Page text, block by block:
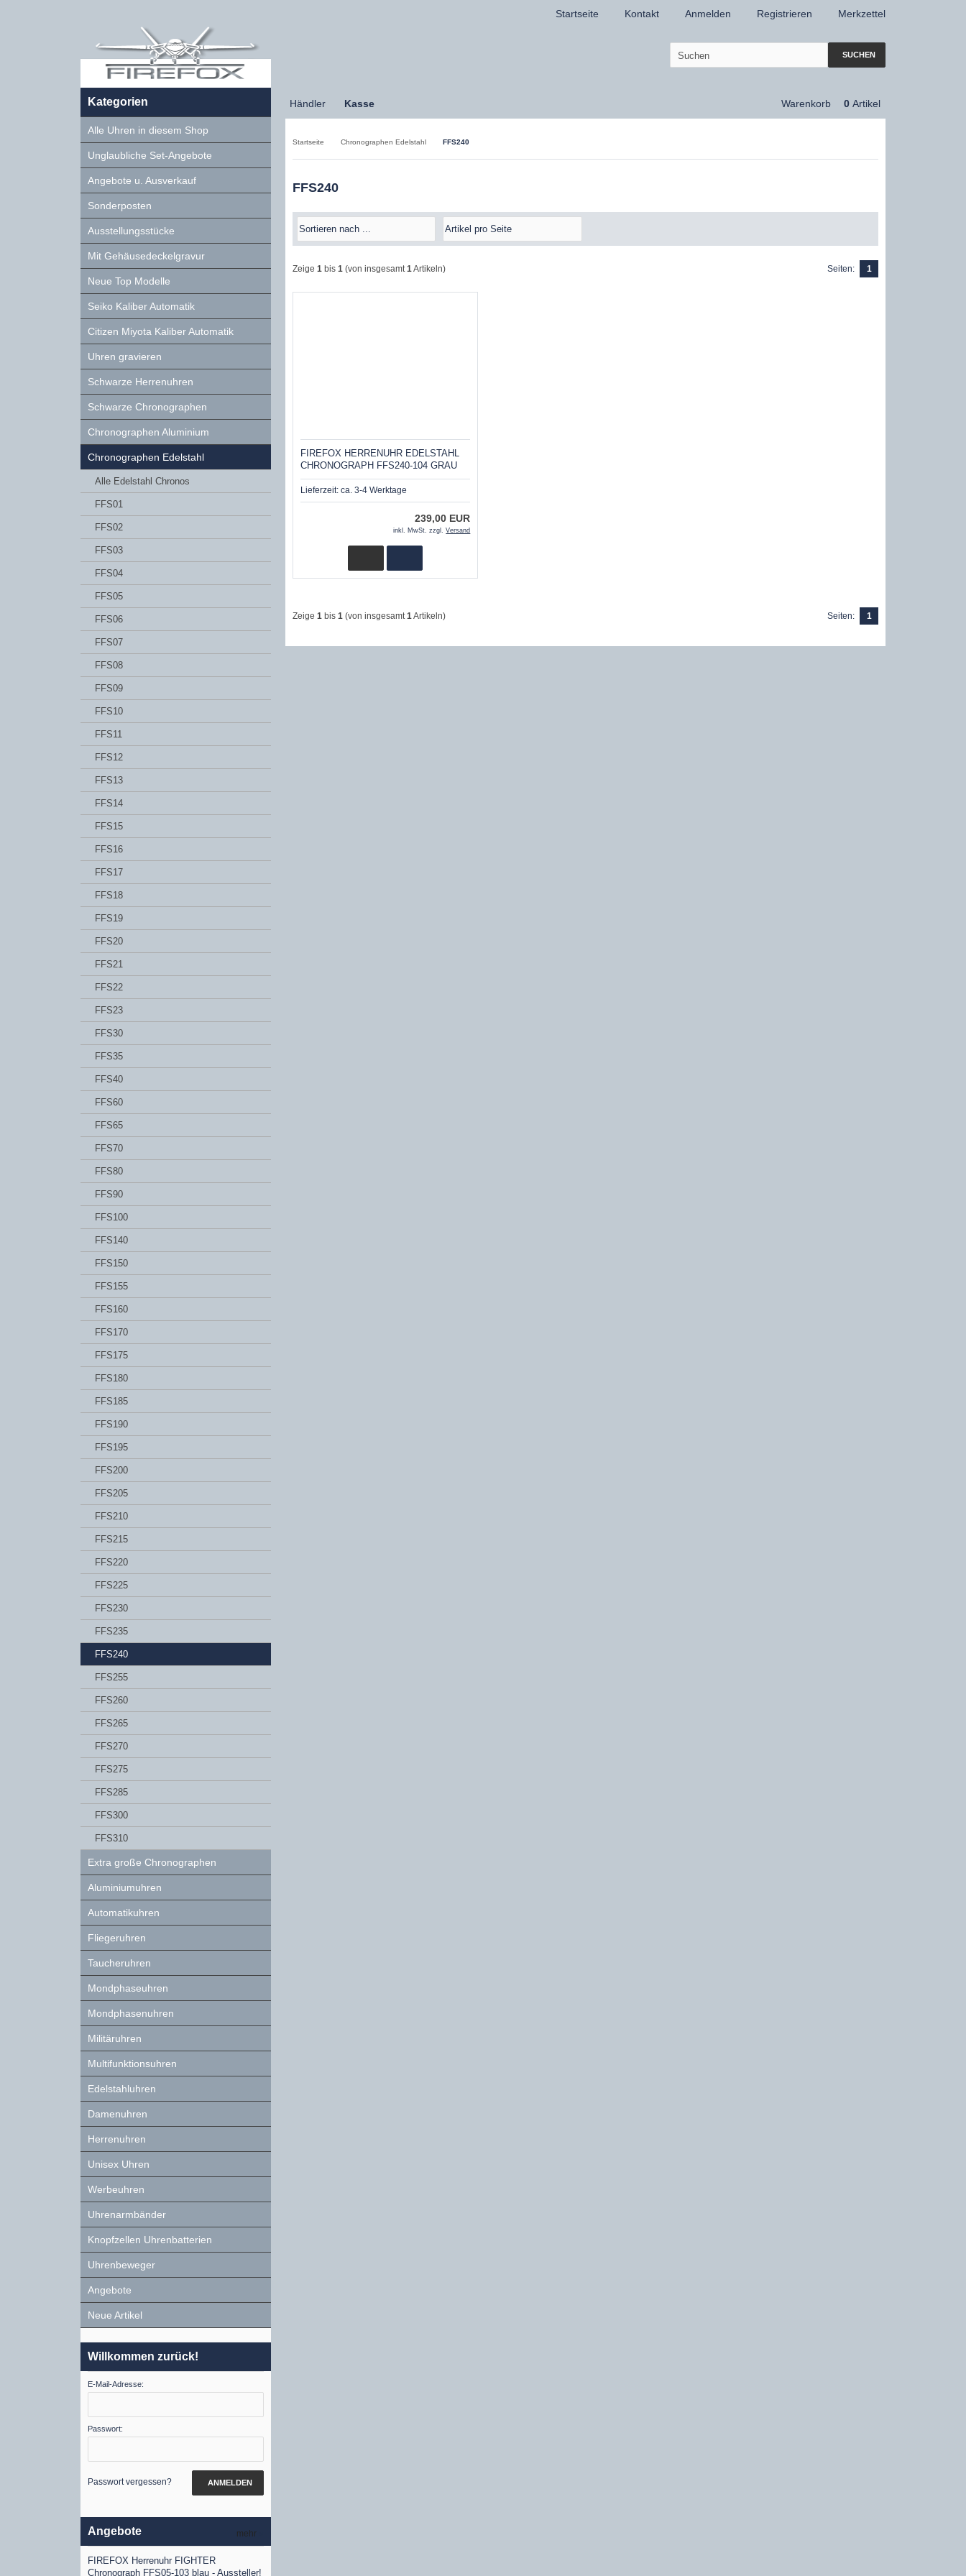
Merkzettel
Registrieren
Anmelden
Kontakt
Startseite
SUCHEN
Händler Kasse Warenkorb 0 Artikel
Startseite Chronographen Edelstahl FFS240
FFS240
Zeige 1 bis 1 (von insgesamt1Artikeln) Seiten: 1
FIREFOX HERRENUHR EDELSTAHL
CHRONOGRAPH FFS240-104 GRAU
Lieferzeit: ca. 3-4 Werktage
239,00 EUR
inkl. MwSt. zzgl.Versand
Zeige 1 bis 1 (von insgesamt1Artikeln) Seiten: 1
Kategorien
Alle Uhren in diesem Shop
Unglaubliche Set-Angebote
Angebote u. Ausverkauf
Sonderposten
Ausstellungsstücke
Mit Gehäusedeckelgravur
Neue Top Modelle
Seiko Kaliber Automatik
Citizen Miyota Kaliber Automatik
Uhren gravieren
Schwarze Herrenuhren
Schwarze Chronographen
Chronographen Aluminium
Chronographen Edelstahl
Alle Edelstahl Chronos
FFS01
FFS02
FFS03
FFS04
FFS05
FFS06
FFS07
FFS08
FFS09
FFS10
FFS11
FFS12
FFS13
FFS14
FFS15
FFS16
FFS17
FFS18
FFS19
FFS20
FFS21
FFS22
FFS23
FFS30
FFS35
FFS40
FFS60
FFS65
FFS70
FFS80
FFS90
FFS100
FFS140
FFS150
FFS155
FFS160
FFS170
FFS175
FFS180
FFS185
FFS190
FFS195
FFS200
FFS205
FFS210
FFS215
FFS220
FFS225
FFS230
FFS235
FFS240
FFS255
FFS260
FFS265
FFS270
FFS275
FFS285
FFS300
FFS310
Extra große Chronographen
Aluminiumuhren
Automatikuhren
Fliegeruhren
Taucheruhren
Mondphaseuhren
Mondphasenuhren
Militäruhren
Multifunktionsuhren
Edelstahluhren
Damenuhren
Herrenuhren
Unisex Uhren
Werbeuhren
Uhrenarmbänder
Knopfzellen Uhrenbatterien
Uhrenbeweger
Angebote
Neue Artikel
Willkommen zurück!
E-Mail-Adresse:
Passwort:
Passwort vergessen? ANMELDEN
Angebote mehr
FIREFOX Herrenuhr FIGHTER
Chronograph FFS05-103 blau - Aussteller!